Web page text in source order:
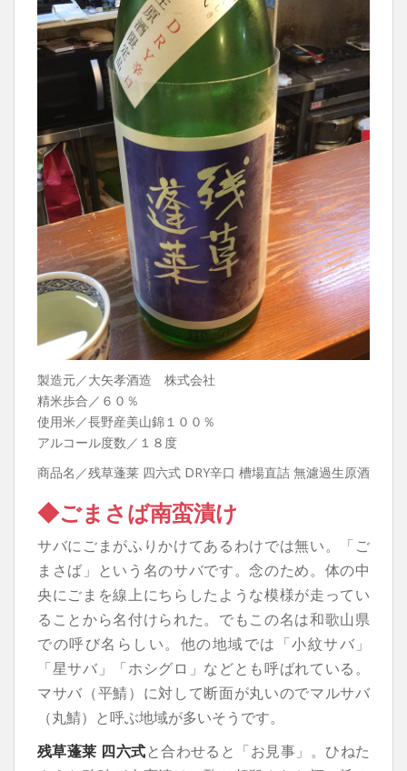
製造元／大矢孝酒造 株式会社
精米歩合／６０％
使用米／長野産美山錦１００％
アルコール度数／１８度
商品名／残草蓬莱 四六式 DRY辛口 槽場直詰 無濾過生原酒
◆ごまさば南蛮漬け
サバにごまがふりかけてあるわけでは無い。「ご
まさば」という名のサバです。念のため。体の中
央にごまを線上にちらしたような模様が走ってい
ることから名付けられた。でもこの名は和歌山県
での呼び名らしい。他の地域では「小紋サバ」
「星サバ」「ホシグロ」などとも呼ばれている。
マサバ（平鯖）に対して断面が丸いのでマルサバ
（丸鯖）と呼ぶ地域が多いそうです。
残草蓬莱 四六式と合わせると「お見事」。ひねた